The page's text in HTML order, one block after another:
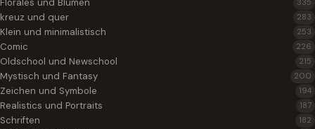
Florales und Blumen 335
kreuz und quer 283
Klein und minimalistisch 253
Comic 226
Oldschool und Newschool 215
Mystisch und Fantasy 200
Zeichen und Symbole 194
Realistics und Portraits 187
Schriften 182